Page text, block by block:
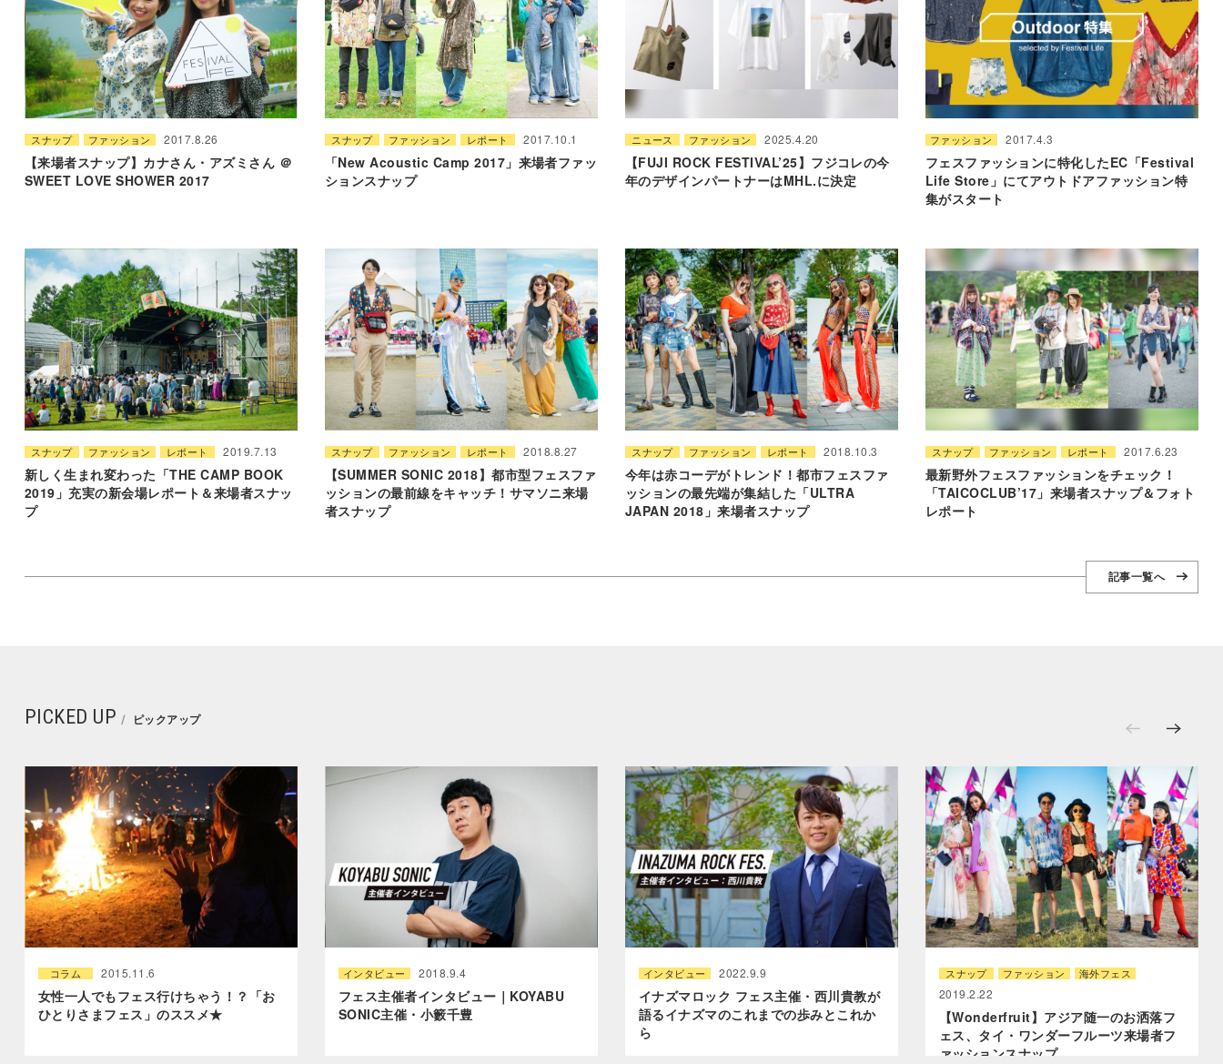
スナップ ファッション 2017.8.26
【来場者スナップ】カナさん・アズミさん ＠
SWEET LOVE SHOWER 2017
スナップ ファッション レポート 2017.10.1
「New Acoustic Camp 2017」来場者ファッ
ションスナップ
ニュース ファッション 2025.4.20
【FUJI ROCK FESTIVAL’25】フジコレの今
年のデザインパートナーはMHL.に決定
ファッション 2017.4.3
フェスファッションに特化したEC「Festival
Life Store」にてアウトドアファッション特
集がスタート
スナップ ファッション レポート 2019.7.13
新しく生まれ変わった「THE CAMP BOOK
2019」充実の新会場レポート＆来場者スナッ
プ
スナップ ファッション レポート 2018.8.27
【SUMMER SONIC 2018】都市型フェスファ
ッションの最前線をキャッチ！サマソニ来場
者スナップ
スナップ ファッション レポート 2018.10.3
今年は赤コーデがトレンド！都市フェスファ
ッションの最先端が集結した「ULTRA
JAPAN 2018」来場者スナップ
スナップ ファッション レポート 2017.6.23
最新野外フェスファッションをチェック！
「TAICOCLUB’17」来場者スナップ＆フォト
レポート
記事一覧へ
PICKED UP ピックアップ
コラム 2015.11.6
女性一人でもフェス行けちゃう！？「お
ひとりさまフェス」のススメ★
インタビュー 2018.9.4
フェス主催者インタビュー｜KOYABU
SONIC主催・小籔千豊
インタビュー 2022.9.9
イナズマロック フェス主催・西川貴教が
語るイナズマのこれまでの歩みとこれか
ら
スナップ ファッション 海外フェス
2019.2.22
【Wonderfruit】アジア随一のお洒落フ
ェス、タイ・ワンダーフルーツ来場者フ
ァッションスナップ